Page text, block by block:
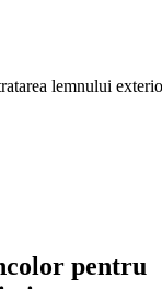
lemnului
pentru